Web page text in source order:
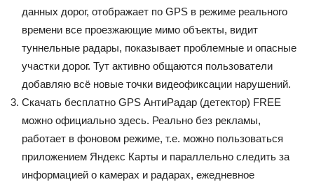
данных дорог, отображает по GPS в режиме реального
времени все проезжающие мимо объекты, видит
туннельные радары, показывает проблемные и опасные
участки дорог. Тут активно общаются пользователи
добавляю всё новые точки видеофиксации нарушений.
Скачать бесплатно GPS АнтиРадар (детектор) FREE
можно официально здесь. Реально без рекламы,
работает в фоновом режиме, т.е. можно пользоваться
приложением Яндекс Карты и параллельно следить за
информацией о камерах и радарах, ежедневное